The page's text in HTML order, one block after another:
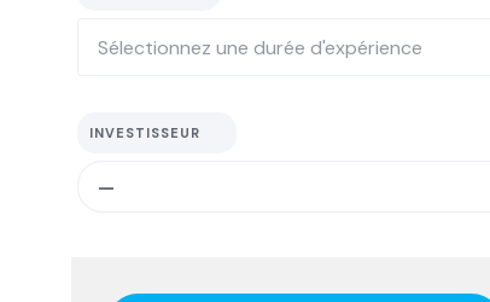
INVESTISSEUR
—